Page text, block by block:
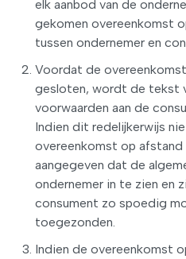
elk aanbod van de
gekomen overeenkomst
tussen ondernemer en
Voordat de
gesloten, wordt de tekst
voorwaarden aan de
Indien dit redelijkerwijs
overeenkomst op
aangegeven dat de
ondernemer in te zien en
consument zo spoedig
toegezonden.
Indien de overeenkomst